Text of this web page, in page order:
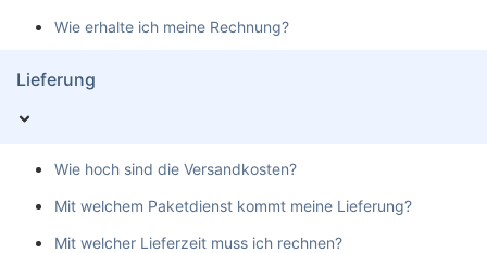
Wie erhalte ich meine Rechnung?
Lieferung
Wie hoch sind die Versandkosten?
Mit welchem Paketdienst kommt meine Lieferung?
Mit welcher Lieferzeit muss ich rechnen?